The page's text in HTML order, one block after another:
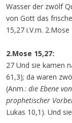
Wasser der zwölf
von Gott das
15,27 i.V.m. 2.Mose
2.Mose 15,27:
27 Und sie kamen
61,3); da waren
(Anm.: die Ebene
prophetischer
Lukas 10,1). Und